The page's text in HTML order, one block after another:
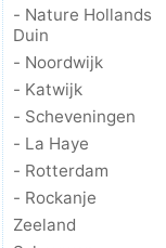
- Nature Hollands
Duin
- Noordwijk
- Katwijk
- Scheveningen
- La Haye
- Rotterdam
- Rockanje
Zeeland